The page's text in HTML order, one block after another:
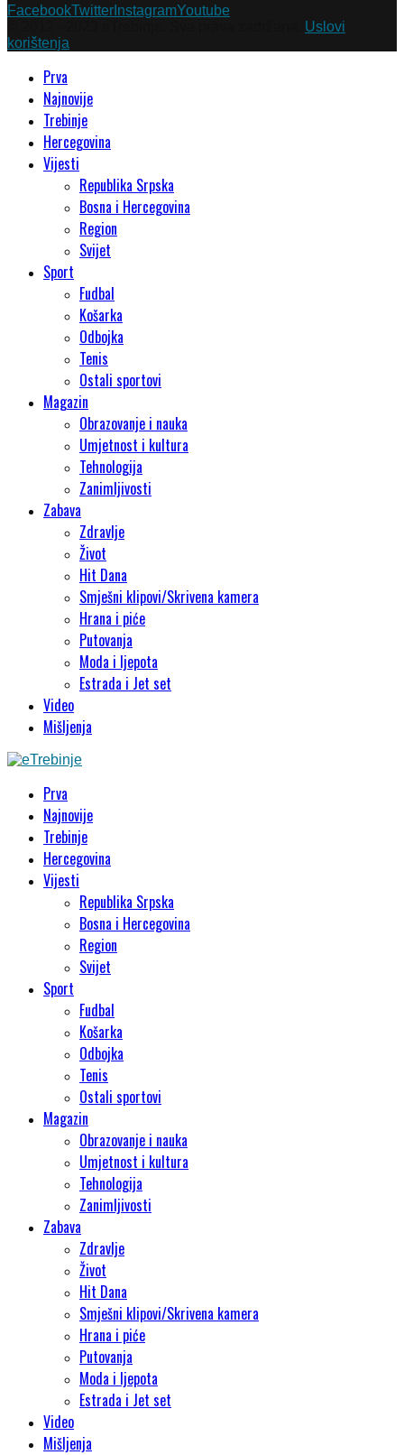
FacebookTwitter InstagramYoutube
Uslovi
korištenja
Prva
Najnovije
Trebinje
Hercegovina
Vijesti
Republika Srpska
Bosna i Hercegovina
Region
Svijet
Sport
Fudbal
Košarka
Odbojka
Tenis
Ostali sportovi
Magazin
Obrazovanje i nauka
Umjetnost i kultura
Tehnologija
Zanimljivosti
Zabava
Zdravlje
Život
Hit Dana
Smješni klipovi/Skrivena kamera
Hrana i piće
Putovanja
Moda i ljepota
Estrada i Jet set
Video
Mišljenja
Prva
Najnovije
Trebinje
Hercegovina
Vijesti
Republika Srpska
Bosna i Hercegovina
Region
Svijet
Sport
Fudbal
Košarka
Odbojka
Tenis
Ostali sportovi
Magazin
Obrazovanje i nauka
Umjetnost i kultura
Tehnologija
Zanimljivosti
Zabava
Zdravlje
Život
Hit Dana
Smješni klipovi/Skrivena kamera
Hrana i piće
Putovanja
Moda i ljepota
Estrada i Jet set
Video
Mišljenja